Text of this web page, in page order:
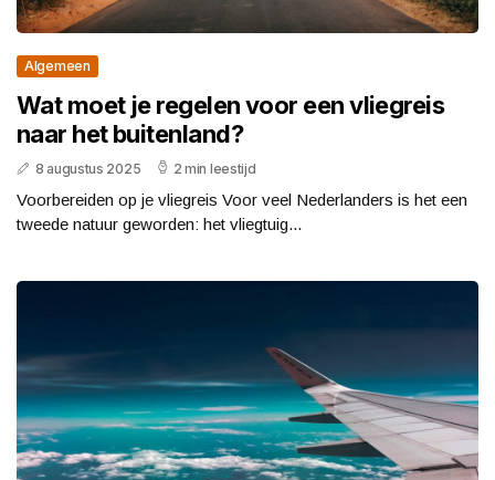
Algemeen
Wat moet je regelen voor een vliegreis
naar het buitenland?
8 augustus 2025 2 min leestijd
Voorbereiden op je vliegreis Voor veel Nederlanders is het een
tweede natuur geworden: het vliegtuig...